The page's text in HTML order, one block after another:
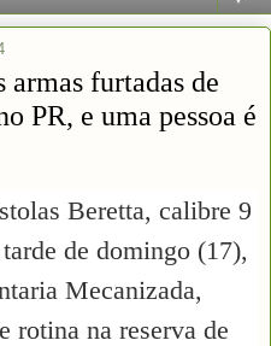
armas furtadas de
PR, e uma pessoa é
Beretta, calibre 9
de domingo (17),
Mecanizada,
rotina na reserva de